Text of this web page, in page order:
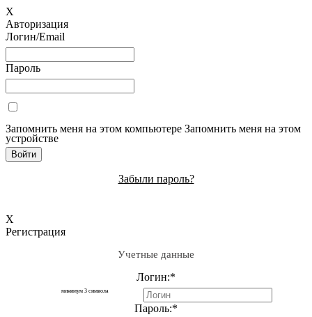
X
Авторизация
Логин/Email
Пароль
Запомнить меня на этом компьютере Запомнить меня на этом
устройстве
Забыли пароль?
X
Регистрация
Учетные данные
Логин:*
минимум 3 символа
Пароль:*